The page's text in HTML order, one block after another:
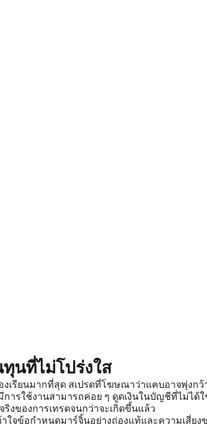
นที่ไม่โปร่งใส
เรียนมากที่สุด สเปรดที่โฆษณาว่าแคบอาจพุ่งกว้
รใช้งานสามารถค่อย ๆ ดูดเงินในบัญชีที่ไม่ได้ใ
ของการเทรดจนกว่าจะเกิดขึ้นแล้ว
ใจข้อกำหนดมาร์จิ้นอย่างถ่องแท้และความเสี่ยง